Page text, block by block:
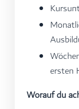
ersten
Worauf du